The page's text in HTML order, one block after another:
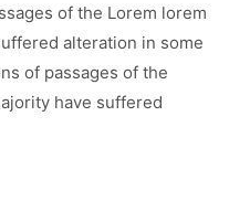
of the Lorem lorem
alteration in some
of passages of the
have suffered